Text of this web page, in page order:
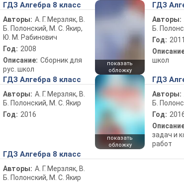
ГДЗ Алгебра 8 класс
Авторы: А. Г. Мерзляк, В.
Б. Полонский, М. С. Якир,
Ю. М. Рабинович
Год: 2008
Описание: Сборник для
рус. школ
показать
обложку
ГДЗ
Авторы:
Б.
Год: 2011
школ
ГДЗ Алгебра 8 класс
Авторы: А. Г. Мерзляк, В.
Б. Полонский, М. С. Якир
Год: 2016
показать
обложку
ГДЗ
Авторы:
Б.
Год:
задач и
работ
ГДЗ Алгебра 8 класс
Авторы: А. Г. Мерзляк, В.
Б. Полонский, М. С. Якир